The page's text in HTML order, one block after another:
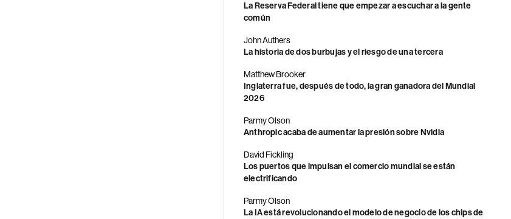
La Reserva Federal tiene que empezar a escuchar a la gente
común
John Authers
La historia de dos burbujas y el riesgo de una tercera
Matthew Brooker
Inglaterra fue, después de todo, la gran ganadora del Mundial
2026
Parmy Olson
Anthropic acaba de aumentar la presión sobre Nvidia
David Fickling
Los puertos que impulsan el comercio mundial se están
electrificando
Parmy Olson
La IA está revolucionando el modelo de negocio de los chips de